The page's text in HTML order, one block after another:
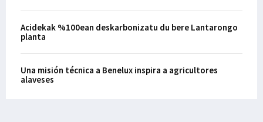
Acidekak %100ean deskarbonizatu du bere Lantarongo
planta
Una misión técnica a Benelux inspira a agricultores
alaveses